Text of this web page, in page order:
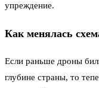
упреждение.
Как менялась
Если раньше дроны
глубине страны, то